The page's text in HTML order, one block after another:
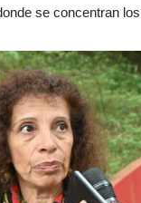
se concentran